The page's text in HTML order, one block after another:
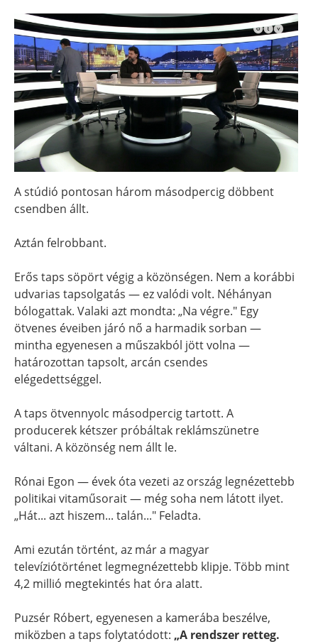
A stúdió pontosan három másodpercig döbbent
csendben állt.
Aztán felrobbant.
Erős taps söpört végig a közönségen. Nem a korábbi
udvarias tapsolgatás — ez valódi volt. Néhányan
bólogattak. Valaki azt mondta: „Na végre." Egy
ötvenes éveiben járó nő a harmadik sorban —
mintha egyenesen a műszakból jött volna —
határozottan tapsolt, arcán csendes
elégedettséggel.
A taps ötvennyolc másodpercig tartott. A
producerek kétszer próbáltak reklámszünetre
váltani. A közönség nem állt le.
Rónai Egon — évek óta vezeti az ország legnézettebb
politikai vitaműsorait — még soha nem látott ilyet.
„Hát... azt hiszem... talán..." Feladta.
Ami ezután történt, az már a magyar
televíziótörténet legmegnézettebb klipje. Több mint
4,2 millió megtekintés hat óra alatt.
Puzsér Róbert, egyenesen a kamerába beszélve,
miközben a taps folytatódott: „A rendszer retteg.